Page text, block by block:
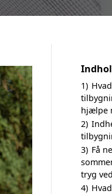
1)
hjælpe
2)
3) Få
tryg ved
4)